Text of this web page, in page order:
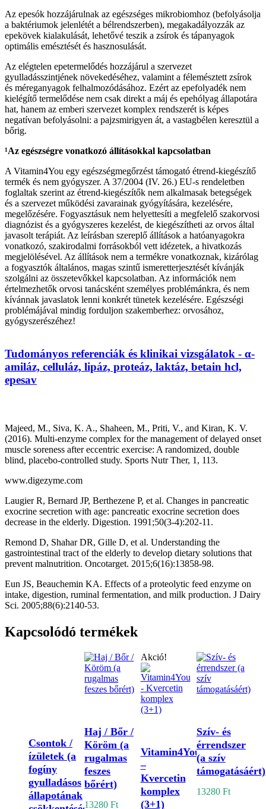
Az epesók hozzájárulnak az egészséges mikrobiomhoz (befolyásolja
a baktériumok jelenlétét a bélrendszerben), megakadályozzák az
epekövek kialakulását, lehetővé teszik a zsírok és tápanyagok
optimális emésztését és hasznosulását.
Az elégtelen epetermelődés hozzájárul a szervezet
gyulladásszintjének növekedéséhez, valamint a félemésztett zsírok
és méreganyagok felhalmozódásához. Ezért az epefolyadék nem
kielégítő termelődése nem csak direkt a máj és epehólyag állapotára
hat, hanem az emberi szervezet komplex rendszerét is képes
negatívan befolyásolni: a pajzsmirigyen át, a vastagbélen keresztül a
bőrig.
¹Az egészségre vonatkozó állításokkal kapcsolatban
A Vitamin4You egy egészségmegőrzést támogató étrend-kiegészítő
termék és nem gyógyszer. A 37/2004 (IV. 26.) EU-s rendeletben
foglaltak szerint az étrend-kiegészítők nem alkalmasak betegségek
és a szervezet működési zavarainak gyógyítására, kezelésére,
megelőzésére. Fogyasztásuk nem helyettesíti a megfelelő szakorvosi
diagnózist és a gyógyszeres kezelést, de kiegészítheti az orvos által
javasolt terápiát. Az leírásban szereplő állítások a hatóanyagokra
vonatkozó, szakirodalmi forrásokból vett idézetek, a hivatkozás
megjelölésével. Az állítások nem a termékre vonatkoznak, kizárólag
a fogyasztók általános, magas szintű ismeretterjesztését kívánják
szolgálni az összetevőkkel kapcsolatban. Az információk nem
értelmezhetők orvosi tanácsként személyes problémánkra, és nem
kívánnak javaslatok lenni konkrét tünetek kezelésére. Egészségi
problémájával mindig forduljon szakemberhez: orvosához,
gyógyszerészéhez!
Tudományos referenciák és klinikai vizsgálatok - α-
amiláz, celluláz, lipáz, proteáz, laktáz, betain hcl,
epesav
Majeed, M., Siva, K. A., Shaheen, M., Priti, V., and Kiran, K. V.
(2016). Multi-enzyme complex for the management of delayed onset
muscle soreness after eccentric exercise: A randomized, double
blind, placebo-controlled study. Sports Nutr Ther, 1, 113.
www.digezyme.com
Laugier R, Bernard JP, Berthezene P, et al. Changes in pancreatic
exocrine secretion with age: pancreatic exocrine secretion does
decrease in the elderly. Digestion. 1991;50(3-4):202-11.
Remond D, Shahar DR, Gille D, et al. Understanding the
gastrointestinal tract of the elderly to develop dietary solutions that
prevent malnutrition. Oncotarget. 2015;6(16):13858-98.
Eun JS, Beauchemin KA. Effects of a proteolytic feed enzyme on
intake, digestion, ruminal fermentation, and milk production. J Dairy
Sci. 2005;88(6):2140-53.
Kapcsolódó termékek
Csontok /
ízületek (a
fogíny
gyulladásos
állapotának
Haj / Bőr /
Köröm (a
rugalmas
feszes
bőrért)
13280Ft
Akció!
Vitamin4You
–
Kvercetin
komplex
(3+1)
Szív- és
érrendszer
(a szív
támogatásáért)
13280 Ft